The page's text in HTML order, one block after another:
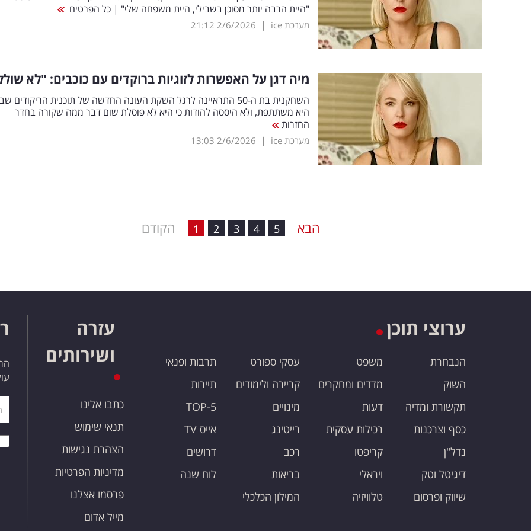
"היית הרבה יותר מסוכן בשבילי, היית משפחה שלי" | כל הפרטים
מערכת ice |
2/6/2026
21:12
מיה דגן על האפשרות לזוגיות ברוקדים עם כוכבים: "לא
השחקנית בת ה-50 התראיינה לרגל השקת העונה החדשה של תוכנית הריקודים
היא משתתפת, ולא היססה להודות כי היא לא פוסלת שום דבר ממה שקורה בחדר
החזרות
מערכת ice |
2/6/2026
13:03
הקודם 1 2 3 4 5 הבא
ערוצי תוכן
הנבחרת
השוק
תקשורת ומדיה
כסף וצרכנות
נדל"ן
דיגיטל וטק
שיווק ופרסום
משפט
מדדים ומחקרים
דעות
רכילות עסקית
קריפטו
ויראלי
טלוויזיה
עסקי ספורט
קריירה ולימודים
מינויים
רייטינג
רכב
בריאות
המילון הכלכלי
תרבות ופנאי
תיירות
TOP-5
אייס TV
דרושים
לוח שנה
עזרה
ושירותים
כתבו אלינו
תנאי שימוש
הצהרת נגישות
מדיניות הפרטיות
פרסמו אצלנו
מייל אדום